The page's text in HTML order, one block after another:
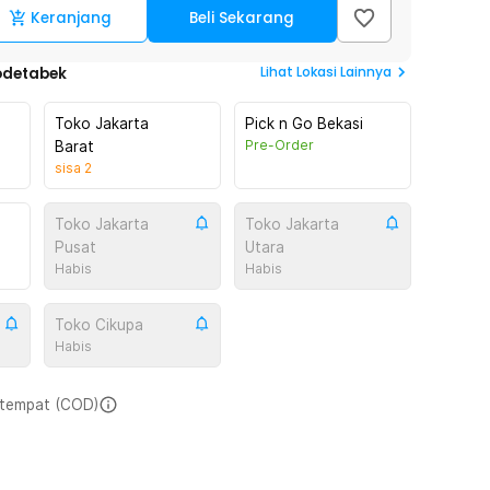
Keranjang Beli Sekarang
Lihat Lokasi Lainnya
Toko Jakarta
Barat
sisa 2
Pick n Go Bekasi
Pre-Order
Toko Jakarta
Pusat
Habis
Toko Jakarta
Utara
Habis
Toko Cikupa
Habis
(COD)